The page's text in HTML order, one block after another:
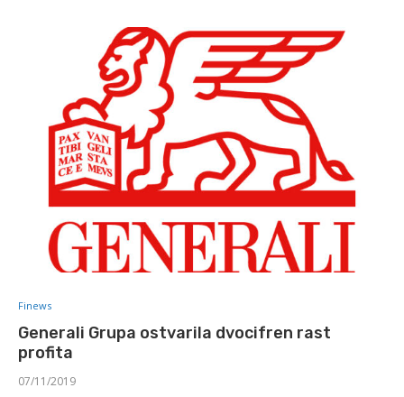
Finews
Generali Grupa ostvarila dvocifren rast
profita
07/11/2019